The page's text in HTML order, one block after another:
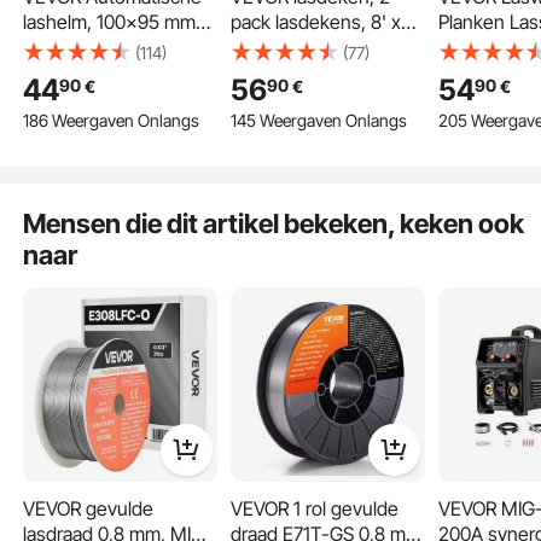
lashelm, 100x95 mm
True Color, 1/1/1/1 Solar
lasmasker, 4
boogsensoren, DIN
4/5-9/9-13, voor TIG
(114)
4490€
186 Weergaven Onlangs
pack lasdekens, 8' x
10' branddeken,
1022°F
vlamvertragende
deken, zwarte
messing ringen
(77)
5690€
145 Weergaven Onlangs
Planken
Max. 168-
Wagen voor
5490€
205
Mensen die dit artikel bekeken, keken ook
naar
VEVOR gevulde
lasdraad 0,8 mm, MIG-
VEVOR 1 rol gevulde
draad E71T-GS 0,8 mm
VEVOR
200A